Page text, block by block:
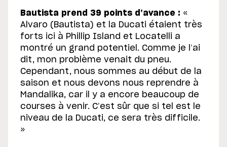
Bautista prend 39 points d’avance : «
Alvaro (Bautista) et la Ducati étaient très
forts ici à Phillip Island et Locatelli a
montré un grand potentiel. Comme je l’ai
dit, mon problème venait du pneu.
Cependant, nous sommes au début de la
saison et nous devons nous reprendre à
Mandalika, car il y a encore beaucoup de
courses à venir. C’est sûr que si tel est le
niveau de la Ducati, ce sera très difficile.
»